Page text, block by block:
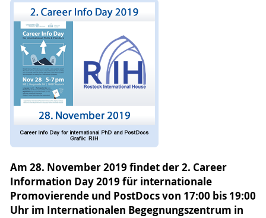
Am 28. November 2019 findet der 2. Career
Information Day 2019 für internationale
Promovierende und PostDocs von 17:00 bis 19:00
Uhr im Internationalen Begegnungszentrum in